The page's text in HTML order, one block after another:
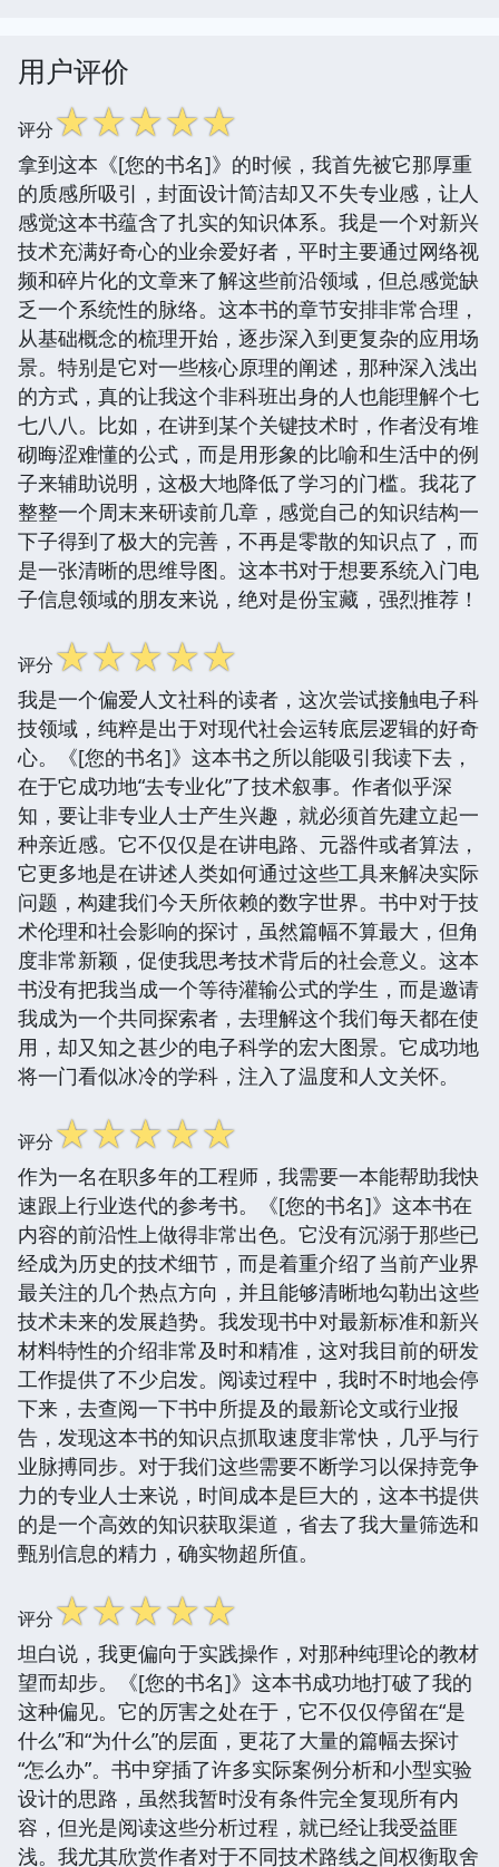
用户评价
评分☆☆☆☆☆
拿到这本《[您的书名]》的时候，我首先被它那厚重
的质感所吸引，封面设计简洁却又不失专业感，让人
感觉这本书蕴含了扎实的知识体系。我是一个对新兴
技术充满好奇心的业余爱好者，平时主要通过网络视
频和碎片化的文章来了解这些前沿领域，但总感觉缺
乏一个系统性的脉络。这本书的章节安排非常合理，
从基础概念的梳理开始，逐步深入到更复杂的应用场
景。特别是它对一些核心原理的阐述，那种深入浅出
的方式，真的让我这个非科班出身的人也能理解个七
七八八。比如，在讲到某个关键技术时，作者没有堆
砌晦涩难懂的公式，而是用形象的比喻和生活中的例
子来辅助说明，这极大地降低了学习的门槛。我花了
整整一个周末来研读前几章，感觉自己的知识结构一
下子得到了极大的完善，不再是零散的知识点了，而
是一张清晰的思维导图。这本书对于想要系统入门电
子信息领域的朋友来说，绝对是份宝藏，强烈推荐！
评分☆☆☆☆☆
我是一个偏爱人文社科的读者，这次尝试接触电子科
技领域，纯粹是出于对现代社会运转底层逻辑的好奇
心。《[您的书名]》这本书之所以能吸引我读下去，
在于它成功地“去专业化”了技术叙事。作者似乎深
知，要让非专业人士产生兴趣，就必须首先建立起一
种亲近感。它不仅仅是在讲电路、元器件或者算法，
它更多地是在讲述人类如何通过这些工具来解决实际
问题，构建我们今天所依赖的数字世界。书中对于技
术伦理和社会影响的探讨，虽然篇幅不算最大，但角
度非常新颖，促使我思考技术背后的社会意义。这本
书没有把我当成一个等待灌输公式的学生，而是邀请
我成为一个共同探索者，去理解这个我们每天都在使
用，却又知之甚少的电子科学的宏大图景。它成功地
将一门看似冰冷的学科，注入了温度和人文关怀。
评分☆☆☆☆☆
作为一名在职多年的工程师，我需要一本能帮助我快
速跟上行业迭代的参考书。《[您的书名]》这本书在
内容的前沿性上做得非常出色。它没有沉溺于那些已
经成为历史的技术细节，而是着重介绍了当前产业界
最关注的几个热点方向，并且能够清晰地勾勒出这些
技术未来的发展趋势。我发现书中对最新标准和新兴
材料特性的介绍非常及时和精准，这对我目前的研发
工作提供了不少启发。阅读过程中，我时不时地会停
下来，去查阅一下书中所提及的最新论文或行业报
告，发现这本书的知识点抓取速度非常快，几乎与行
业脉搏同步。对于我们这些需要不断学习以保持竞争
力的专业人士来说，时间成本是巨大的，这本书提供
的是一个高效的知识获取渠道，省去了我大量筛选和
甄别信息的精力，确实物超所值。
评分☆☆☆☆☆
坦白说，我更偏向于实践操作，对那种纯理论的教材
望而却步。《[您的书名]》这本书成功地打破了我的
这种偏见。它的厉害之处在于，它不仅仅停留在“是
什么”和“为什么”的层面，更花了大量的篇幅去探讨
“怎么办”。书中穿插了许多实际案例分析和小型实验
设计的思路，虽然我暂时没有条件完全复现所有内
容，但光是阅读这些分析过程，就已经让我受益匪
浅。我尤其欣赏作者对于不同技术路线之间权衡取舍